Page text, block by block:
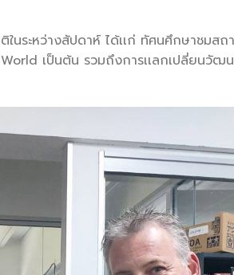
นระหว่างสัปดาห์ ได้เเก่ ทัศนศึกษาชมส
เป็นต้น รวมถึงการเเลกเปลี่ยนวัฒ